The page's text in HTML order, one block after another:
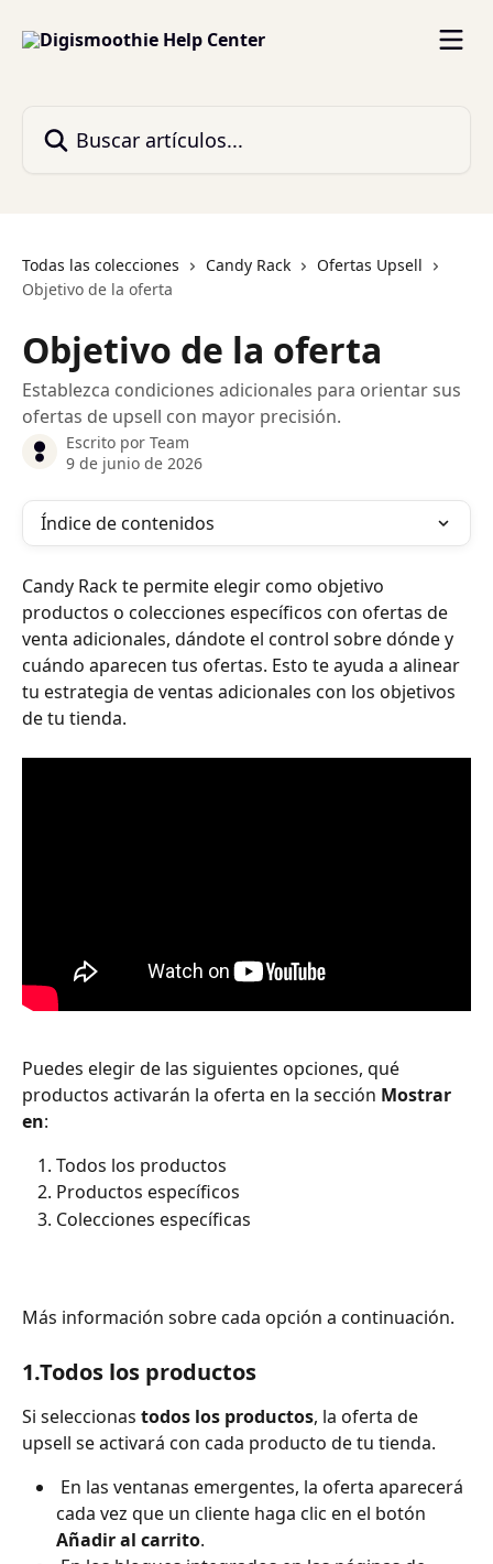
Todas las colecciones Candy Rack
Ofertas Upsell
Objetivo de la oferta
Objetivo de la oferta
Establezca condiciones adicionales para orientar sus
ofertas de upsell con mayor precisión.
Escrito por Team
9 de junio de 2026
Índice de contenidos
Candy Rack te permite elegir como objetivo
productos o colecciones específicos con ofertas de
venta adicionales, dándote el control sobre dónde y
cuándo aparecen tus ofertas. Esto te ayuda a alinear
tu estrategia de ventas adicionales con los objetivos
de tu tienda.
Puedes elegir de las siguientes opciones, qué
productos activarán la oferta en la sección Mostrar
en:
Todos los productos
Productos específicos
Colecciones específicas
Más información sobre cada opción a continuación.
1.Todos los productos
Si seleccionas todos los productos, la oferta de
upsell se activará con cada producto de tu tienda.
cada vez que un cliente haga clic en el botón
Añadir al carrito.